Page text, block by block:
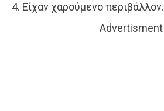
4. Είχαν χαρούμενο περιβάλλον.
Advertisment